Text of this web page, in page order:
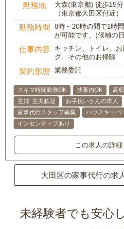
勤務地
大森(東京都) 徒歩15分
（東京都大田区付近）
勤務時間
8時～20時の間で1時
が可能です。(候補の
仕事内容
キッチン、トイレ、
グ、その他のお掃除
契約形態 業務委託
スキマ時間勤務OK 扶養内OK 高
主婦･主夫歓迎
お手伝いさんの求人
家事代行スタッフ募集
ハウスキーパ
インセンティブあり
この求人の詳
大田区の家事代行の求
未経験者でも安心